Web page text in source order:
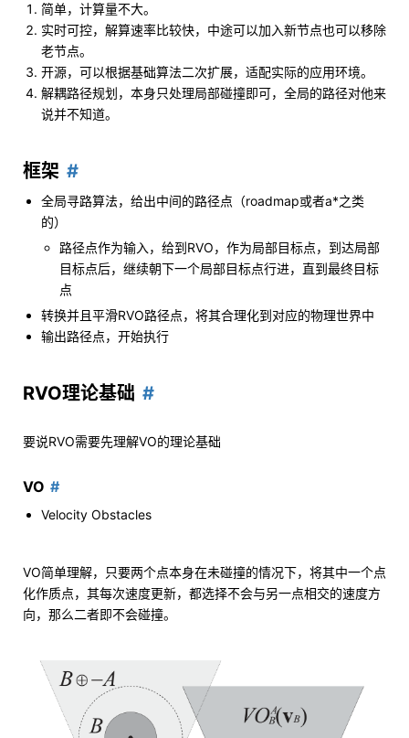
简单，计算量不大。
实时可控，解算速率比较快，中途可以加入新节点也可以移除
老节点。
开源，可以根据基础算法二次扩展，适配实际的应用环境。
解耦路径规划，本身只处理局部碰撞即可，全局的路径对他来
说并不知道。
框架
全局寻路算法，给出中间的路径点（roadmap或者a*之类
的）
路径点作为输入，给到RVO，作为局部目标点，到达局部
目标点后，继续朝下一个局部目标点行进，直到最终目标
点
转换并且平滑RVO路径点，将其合理化到对应的物理世界中
输出路径点，开始执行
RVO理论基础
要说RVO需要先理解VO的理论基础
VO
Velocity Obstacles
VO简单理解，只要两个点本身在未碰撞的情况下，将其中一个点
化作质点，其每次速度更新，都选择不会与另一点相交的速度方
向，那么二者即不会碰撞。